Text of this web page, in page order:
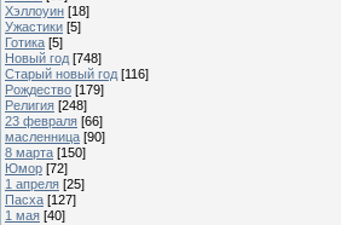
Хэллоуин [18]
Ужастики [5]
Готика [5]
Новый год [748]
Старый новый год [116]
Рождество [179]
Религия [248]
23 февраля [66]
масленница [90]
8 марта [150]
Юмор [72]
1 апреля [25]
Пасха [127]
1 мая [40]